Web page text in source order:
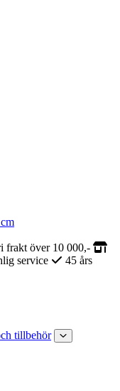
frakt över 10 000,-
service
45 års
tillbehör